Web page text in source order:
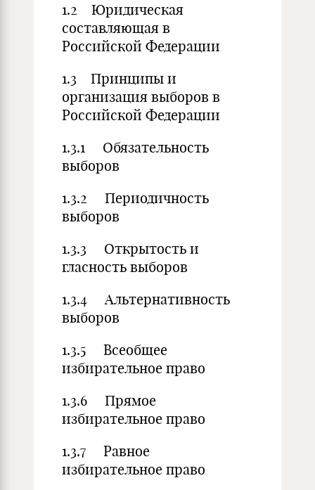
1.2 Юридическая
составляющая в
Российской Федерации
1.3 Принципы и
организация выборов в
Российской Федерации
1.3.1 Обязательность
выборов
1.3.2 Периодичность
выборов
1.3.3 Открытость и
гласность выборов
1.3.4 Альтернативность
выборов
1.3.5 Всеобщее
избирательное право
1.3.6 Прямое
избирательное право
1.3.7 Равное
избирательное право